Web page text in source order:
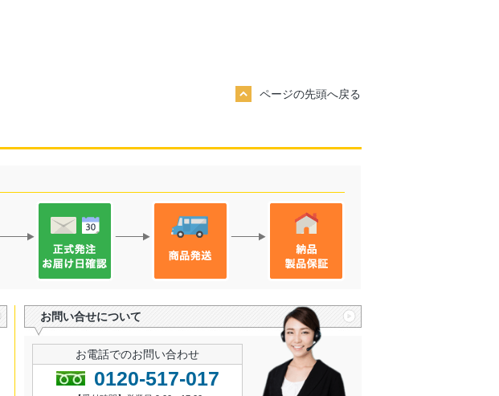
ページの先頭へ戻る
お問い合せについて
お電話でのお問い合わせ
0120-517-017